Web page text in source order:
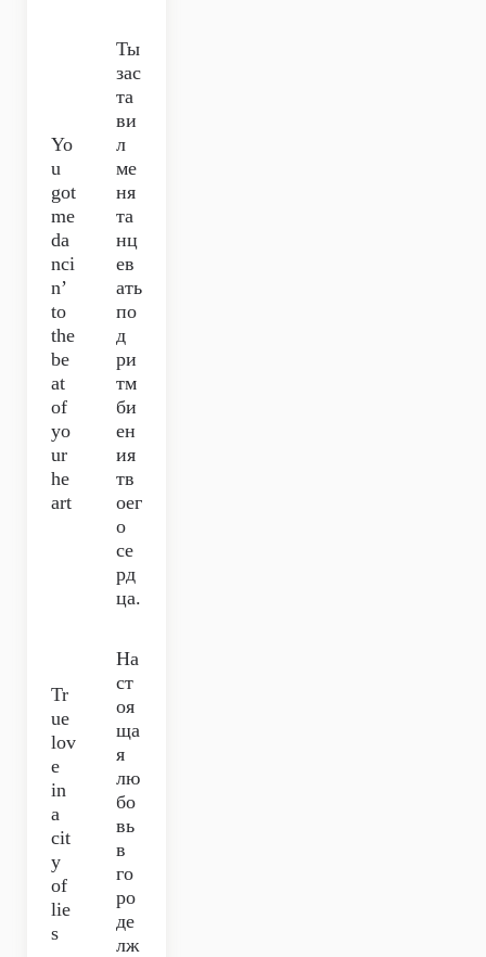
Yo
u
got
me
da
nci
n’
to
the
be
at
of
yo
ur
he
art
Ты
зас
та
ви
л
ме
ня
та
нц
ев
ать
по
д
ри
тм
би
ен
ия
тв
оег
о
се
рд
ца.
Tr
ue
lov
e
in
a
cit
y
of
lie
s
На
ст
оя
ща
я
лю
бо
вь
в
го
ро
де
лж